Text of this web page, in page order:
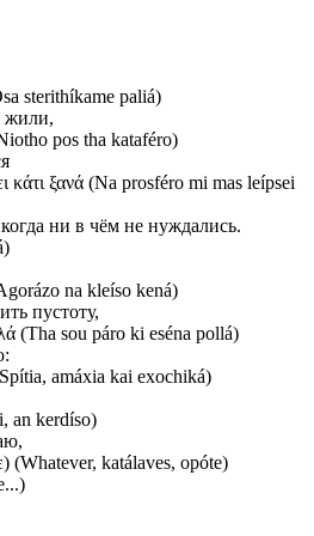
sterithíkame paliá)
жили,
pos tha kataféro)
ξανά (Na prosféro mi mas leípsei
ни в чём не нуждались.
na kleíso kená)
пустоту,
(Tha sou páro ki eséna pollá)
amáxia kai exochiká)
an kerdíso)
(Whatever, katálaves, opóte)